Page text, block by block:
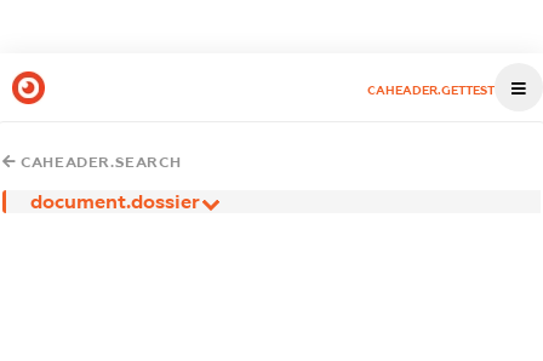
CAHEADER.GETTEST
CAHEADER.SEARCH
document.dossier